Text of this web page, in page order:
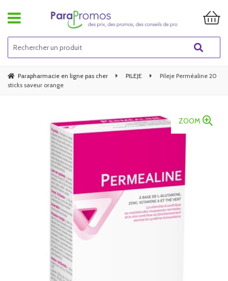
Parapharmacie en ligne pas cher PILEJE
Pileje Perméaline 20
sticks saveur orange
ZOOM